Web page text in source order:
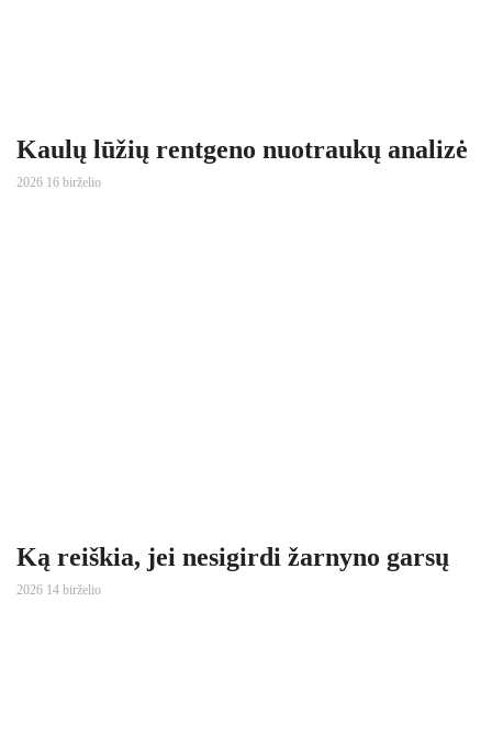
Kaulų lūžių rentgeno nuotraukų analizė
2026 16 birželio
Ką reiškia, jei nesigirdi žarnyno garsų
2026 14 birželio